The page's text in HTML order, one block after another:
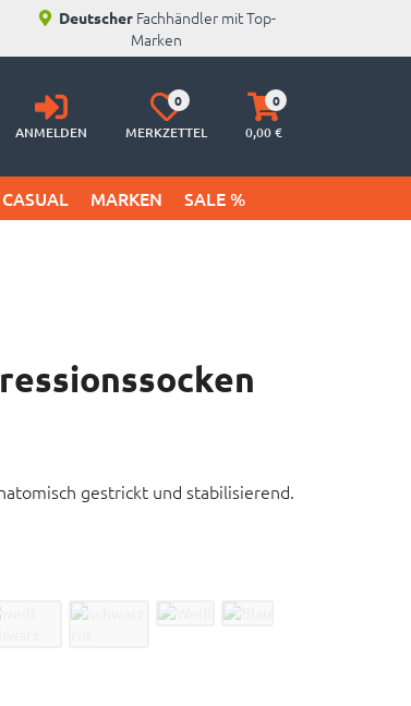
Deutscher Fachhändler mit Top-
Marken
Anmelden
ANMELDEN
Merkzettel
aufklappen
0
MERKZETTEL
Warenkorb
aufklappen
0
0,00€
MARKEN SALE %
gestrickt und stabilisierend.
stabilisieren und unterstützen
optimalen, natürlichen